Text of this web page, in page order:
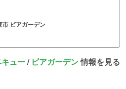
ビアガーデン
ュー/ ビアガーデン情報を見る